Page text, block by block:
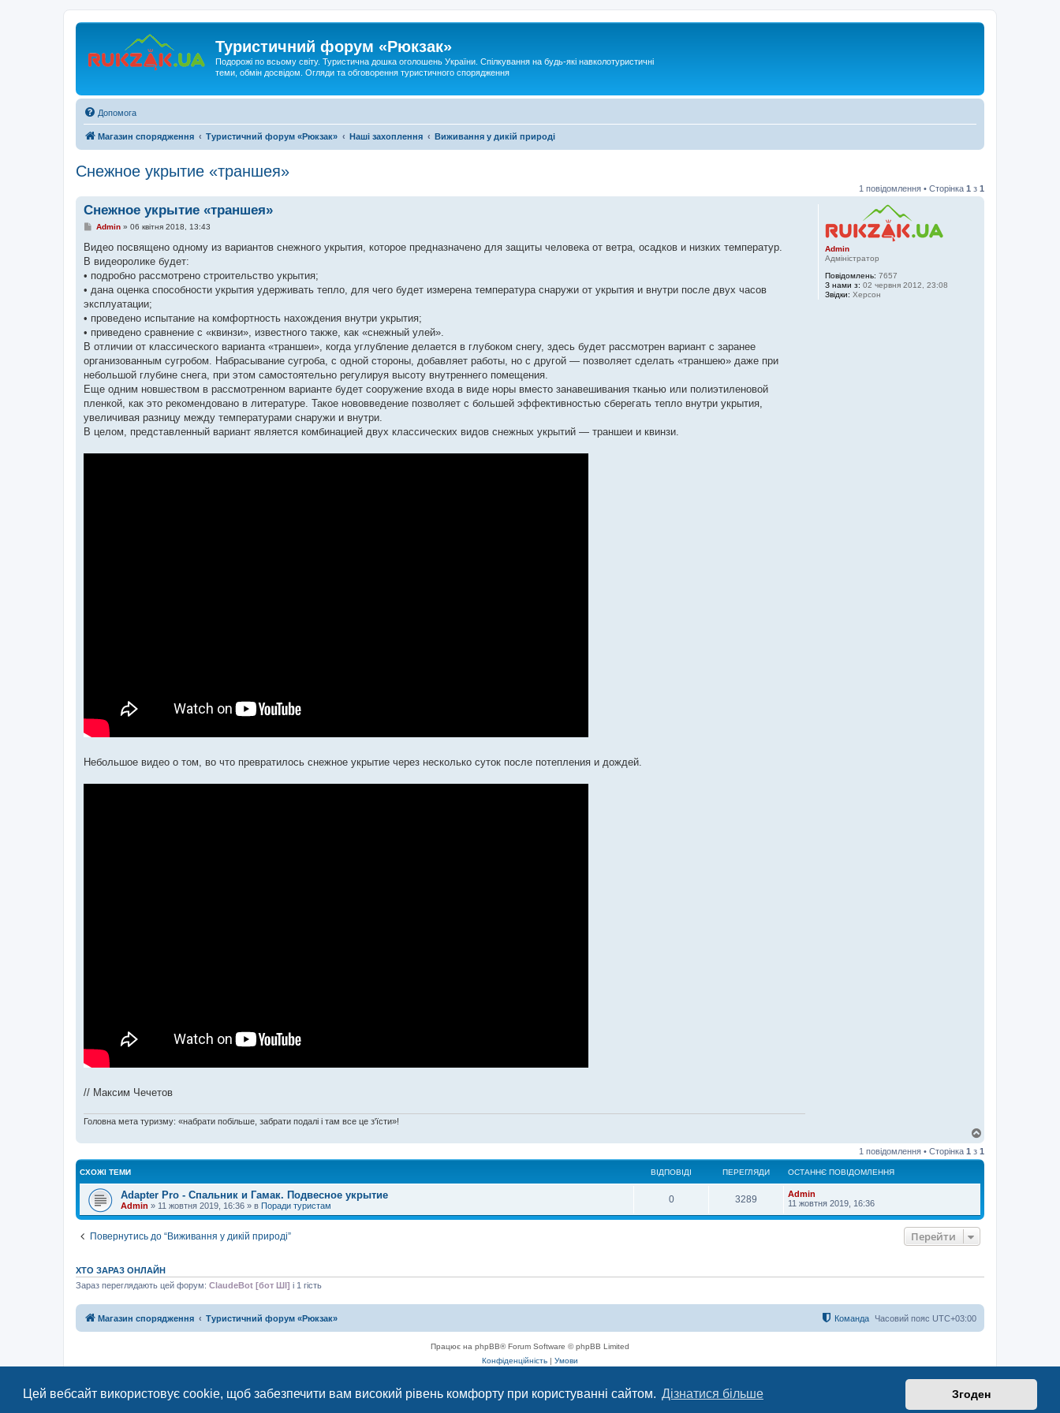
Цей вебсайт використовує cookie, щоб забезпечити вам високий рівень комфорту при користуванні сайтом. Дізнатися більше Згоден
Туристичний форум «Рюкзак»
Подорожі по всьому світу. Туристична дошка оголошень України. Спілкування на будь-які навколотуристичні
теми, обмін досвідом. Огляди та обговорення туристичного спорядження
Допомога
Магазин спорядження Туристичний форум «Рюкзак» Наші захоплення Виживання у дикій природі
Снежное укрытие «траншея»
1 повідомлення • Сторінка 1 з 1
Admin
Адміністратор
Повідомлень: 7657
З нами з: 02 червня 2012, 23:08
Звідки: Херсон
Снежное укрытие «траншея»
П
в
д
о
л
е
н
я
Admin» 06 квітня 2018, 13:43
Видео посвящено одному из вариантов снежного укрытия, которое предназначено для защиты человека от ветра, осадков и низких температур.
В видеоролике будет:
• подробно рассмотрено строительство укрытия;
• дана оценка способности укрытия удерживать тепло, для чего будет измерена температура снаружи от укрытия и внутри после двух часов
эксплуатации;
• проведено испытание на комфортность нахождения внутри укрытия;
• приведено сравнение с «квинзи», известного также, как «снежный улей».
В отличии от классического варианта «траншеи», когда углубление делается в глубоком снегу, здесь будет рассмотрен вариант с заранее
организованным сугробом. Набрасывание сугроба, с одной стороны, добавляет работы, но с другой — позволяет сделать «траншею» даже при
небольшой глубине снега, при этом самостоятельно регулируя высоту внутреннего помещения.
Еще одним новшеством в рассмотренном варианте будет сооружение входа в виде норы вместо занавешивания тканью или полиэтиленовой
пленкой, как это рекомендовано в литературе. Такое нововведение позволяет с большей эффективностью сберегать тепло внутри укрытия,
увеличивая разницу между температурами снаружи и внутри.
В целом, представленный вариант является комбинацией двух классических видов снежных укрытий — траншеи и квинзи.
Небольшое видео о том, во что превратилось снежное укрытие через несколько суток после потепления и дождей.
// Максим Чечетов
Головна мета туризму: «набрати побільше, забрати подалі і там все це з'їсти»!
г
о
1 повідомлення • Сторінка 1 з 1
СХОЖІ ТЕМИ ВІДПОВІДІ ПЕРЕГЛЯДИ ОСТАННЄ ПОВІДОМЛЕННЯ
Adapter Pro - Спальник и Гамак. Подвесное укрытие
Admin » 11 жовтня 2019, 16:36 » в Поради туристам
0 3289
Admin
11 жовтня 2019, 16:36
Повернутись до “Виживання у дикій природі” Перейти
ХТО ЗАРАЗ ОНЛАЙН
Зараз переглядають цей форум: ClaudeBot [бот ШІ] і 1 гість
Магазин спорядження Туристичний форум «Рюкзак» Часовий пояс UTC+03:00
Команда
Працює на phpBB® Forum Software © phpBB Limited
Конфіденційність | Умови